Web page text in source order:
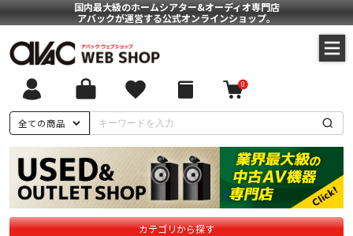
国内最大級のホームシアター&オーディオ専門店
アバックが運営する公式オンラインショップ。
全ての商品
0
カテゴリから探す